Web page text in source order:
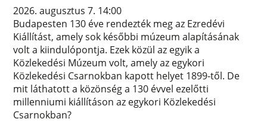
2026. augusztus 7. 14:00
Budapesten 130 éve rendezték meg az Ezredévi
Kiállítást, amely sok későbbi múzeum alapításának
volt a kiindulópontja. Ezek közül az egyik a
Közlekedési Múzeum volt, amely az egykori
Közlekedési Csarnokban kapott helyet 1899-től. De
mit láthatott a közönség a 130 évvel ezelőtti
millenniumi kiállításon az egykori Közlekedési
Csarnokban?